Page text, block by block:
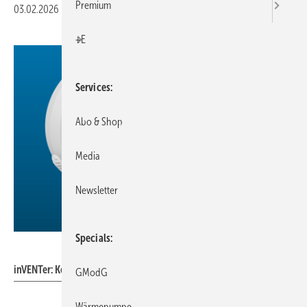
03.02.2026 Veröffentlicht in
inVENTer: Kernschalldämpfer.
Premium
+E
Services
Abo & Shop
Media
Newsletter
Specials
GModG